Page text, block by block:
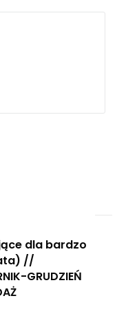
dla bardzo
//
GRUDZIEŃ